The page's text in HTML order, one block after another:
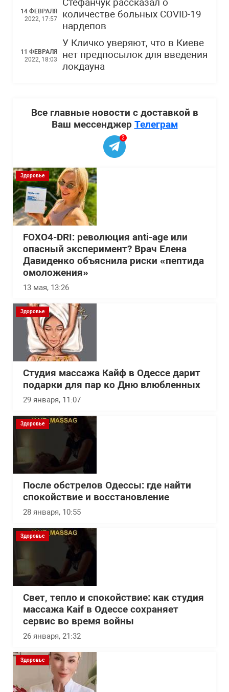
14 ФЕВРАЛЯ
2022, 17:57
Стефанчук рассказал о
количестве больных COVID-19
нардепов
11 ФЕВРАЛЯ
2022, 18:03
У Кличко уверяют, что в Киеве
нет предпосылок для введения
локдауна
Все главные новости с доставкой в
Ваш мессенджер Телеграм
2
Здоровье
FOXO4-DRI: революция anti-age или
опасный эксперимент? Врач Елена
Давиденко объяснила риски «пептида
омоложения»
13 мая, 13:26
Здоровье
Студия массажа Кайф в Одессе дарит
подарки для пар ко Дню влюбленных
29 января, 11:07
Здоровье
После обстрелов Одессы: где найти
спокойствие и восстановление
28 января, 10:55
Здоровье
Свет, тепло и спокойствие: как студия
массажа Kaif в Одессе сохраняет
сервис во время войны
26 января, 21:32
Здоровье